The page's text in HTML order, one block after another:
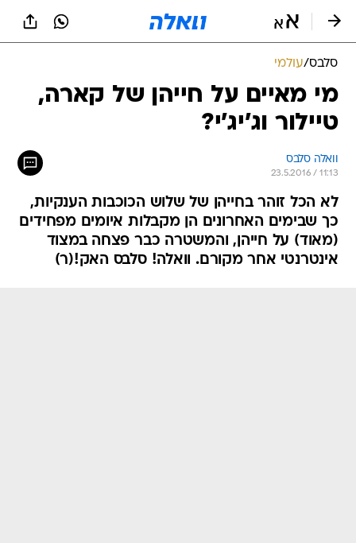
סלבס/עולמי
מי מאיים על חייהן של קארה,
טיילור וג'יג'י?
וואלה סלבס
23.5.2016 / 11:13
לא הכל זוהר בחייהן של שלוש הכוכבות הענקיות,
כך שבימים האחרונים הן מקבלות איומים מפחידים
(מאוד) על חייהן, והמשטרה כבר פצחה במצוד
אינטרנטי אחר מקורם. וואלה! סלבס האק!(ר)